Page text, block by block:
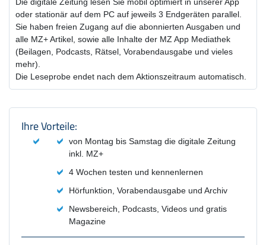
Die digitale Zeitung lesen Sie mobil optimiert in unserer App
oder stationär auf dem PC auf jeweils 3 Endgeräten parallel.
Sie haben freien Zugang auf die abonnierten Ausgaben und
alle MZ+ Artikel, sowie alle Inhalte der MZ App Mediathek
(Beilagen, Podcasts, Rätsel, Vorabendausgabe und vieles
mehr).
Die Leseprobe endet nach dem Aktionszeitraum automatisch.
Produktzusammenfassung und
Ihre Vorteile:
von Montag bis Samstag die digitale Zeitung
inkl. MZ+
4 Wochen testen und kennenlernen
Hörfunktion, Vorabendausgabe und Archiv
Newsbereich, Podcasts, Videos und gratis
Magazine